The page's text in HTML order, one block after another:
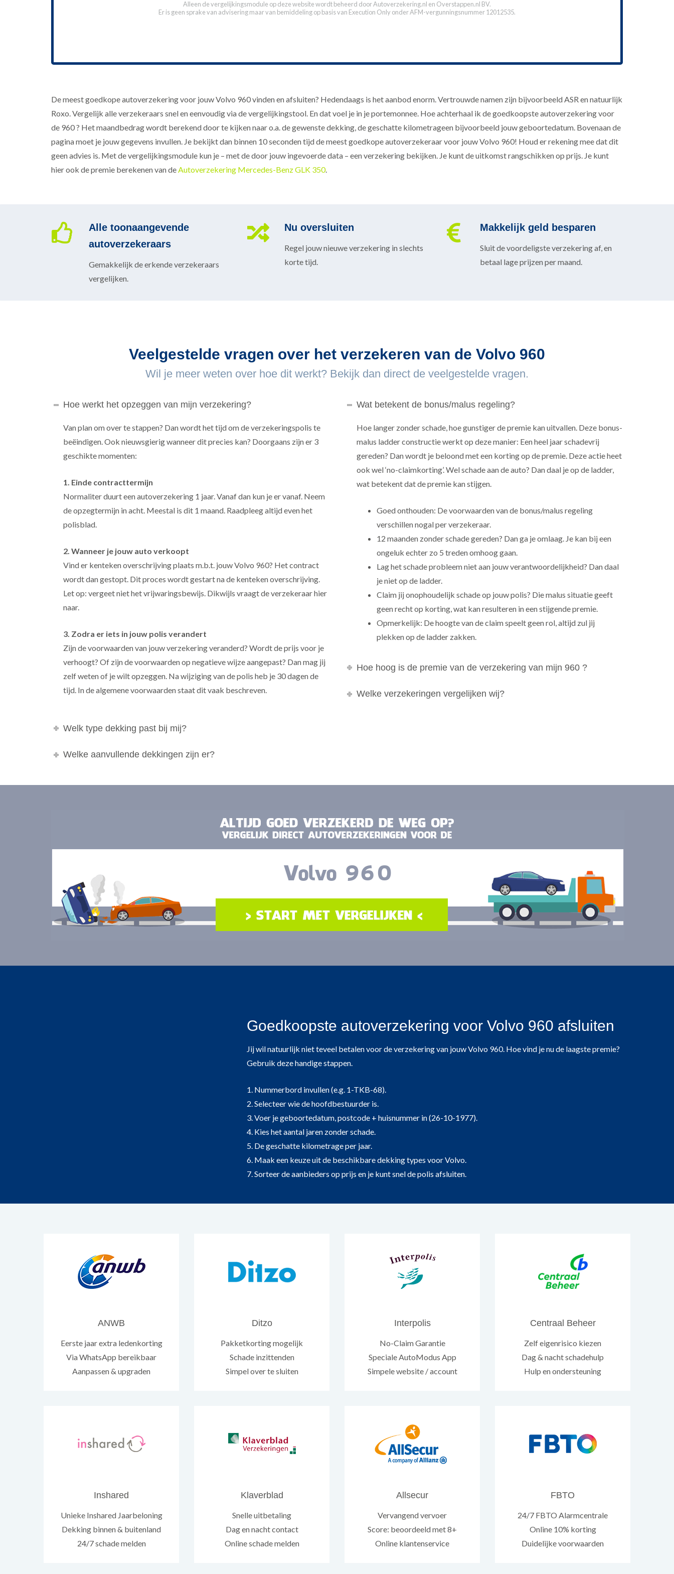
Alleen de vergelijkingsmodule op deze website wordt beheerd doorAutoverzekering.nl en Overstappen.nl BV.
Er is geen sprake van advisering maar van bemiddeling op basis van Execution Only onder AFM-vergunningsnummer 12012535.
De meest goedkope autoverzekering voor jouw Volvo 960 vinden en afsluiten? Hedendaags is het aanbod enorm. Vertrouwde namen zijn bijvoorbeeld ASR en natuurlijk
Roxo. Vergelijk alle verzekeraars snel en eenvoudig via de vergelijkingstool. En dat voel je in je portemonnee. Hoe achterhaal ik de goedkoopste autoverzekering voor
de 960 ? Het maandbedrag wordt berekend door te kijken naar o.a. de gewenste dekking, de geschatte kilometrageen bijvoorbeeld jouw geboortedatum. Bovenaan de
pagina moet je jouw gegevens invullen. Je bekijkt dan binnen 10 seconden tijd de meest goedkope autoverzekeraar voor jouw Volvo 960! Houd er rekening mee dat dit
geen advies is. Met de vergelijkingsmodule kun je – met de door jouw ingevoerde data – een verzekering bekijken. Je kunt de uitkomst rangschikken op prijs. Je kunt
hier ook de premie berekenen van deAutoverzekering Mercedes-Benz GLK 350.
Alle toonaangevende
autoverzekeraars
Gemakkelijk de erkende verzekeraars
vergelijken.
Nu oversluiten
Regel jouw nieuwe verzekering in slechts
korte tijd.
Makkelijk geld besparen
Sluit de voordeligste verzekering af, en
betaal lage prijzen per maand.
Veelgestelde vragen over het verzekeren van de Volvo 960
Wil je meer weten over hoe dit werkt? Bekijk dan direct de veelgestelde vragen.
Hoe werkt het opzeggen van mijn verzekering?
Van plan om over te stappen? Dan wordt het tijd om de verzekeringspolis te
beëindigen. Ook nieuwsgierig wanneer dit precies kan? Doorgaans zijn er 3
geschikte momenten:
1. Einde contracttermijn
Normaliter duurt een autoverzekering 1 jaar. Vanaf dan kun je er vanaf. Neem
de opzegtermijn in acht. Meestal is dit 1 maand. Raadpleeg altijd even het
polisblad.
2. Wanneer je jouw auto verkoopt
Vind er kenteken overschrijving plaats m.b.t. jouw Volvo 960? Het contract
wordt dan gestopt. Dit proces wordt gestart na de kenteken overschrijving.
Let op: vergeet niet het vrijwaringsbewijs. Dikwijls vraagt de verzekeraar hier
naar.
3. Zodra er iets in jouw polis verandert
Zijn de voorwaarden van jouw verzekering veranderd? Wordt de prijs voor je
verhoogt? Of zijn de voorwaarden op negatieve wijze aangepast? Dan mag jij
zelf weten of je wilt opzeggen. Na wijziging van de polis heb je 30 dagen de
tijd. In de algemene voorwaarden staat dit vaak beschreven.
Welk type dekking past bij mij?
Welke aanvullende dekkingen zijn er?
Wat betekent de bonus/malus regeling?
Hoe langer zonder schade, hoe gunstiger de premie kan uitvallen. Deze bonus-
malus ladder constructie werkt op deze manier: Een heel jaar schadevrij
gereden? Dan wordt je beloond met een korting op de premie. Deze actie heet
ook wel ‘no-claimkorting’. Wel schade aan de auto? Dan daal je op de ladder,
wat betekent dat de premie kan stijgen.
Goed onthouden: De voorwaarden van de bonus/malus regeling
verschillen nogal per verzekeraar.
12 maanden zonder schade gereden? Dan ga je omlaag. Je kan bij een
ongeluk echter zo 5 treden omhoog gaan.
Lag het schade probleem niet aan jouw verantwoordelijkheid? Dan daal
je niet op de ladder.
Claim jij onophoudelijk schade op jouw polis? Die malus situatie geeft
geen recht op korting, wat kan resulteren in een stijgende premie.
Opmerkelijk: De hoogte van de claim speelt geen rol, altijd zul jij
plekken op de ladder zakken.
Hoe hoog is de premie van de verzekering van mijn 960 ?
Welke verzekeringen vergelijken wij?
Goedkoopste autoverzekering voor Volvo 960 afsluiten
Jij wil natuurlijk niet teveel betalen voor de verzekering van jouw Volvo 960. Hoe vind je nu de laagste premie?
Gebruik deze handige stappen.
1. Nummerbord invullen (e.g. 1-TKB-68).
2. Selecteer wie de hoofdbestuurder is.
3. Voer je geboortedatum, postcode + huisnummer in (26-10-1977).
4. Kies het aantal jaren zonder schade.
5. De geschatte kilometrage per jaar.
6. Maak een keuze uit de beschikbare dekking types voor Volvo.
7. Sorteer de aanbieders op prijs en je kunt snel de polis afsluiten.
ANWB
Eerste jaar extra ledenkorting
Via WhatsApp bereikbaar
Aanpassen & upgraden
Ditzo
Pakketkorting mogelijk
Schade inzittenden
Simpel over te sluiten
Interpolis
No-Claim Garantie
Speciale AutoModus App
Simpele website / account
Centraal Beheer
Zelf eigenrisico kiezen
Dag & nacht schadehulp
Hulp en ondersteuning
Inshared
Unieke Inshared Jaarbeloning
Dekking binnen & buitenland
24/7 schade melden
Klaverblad
Snelle uitbetaling
Dag en nacht contact
Online schade melden
Allsecur
Vervangend vervoer
Score: beoordeeld met 8+
Online klantenservice
FBTO
24/7 FBTO Alarmcentrale
Online 10% korting
Duidelijke voorwaarden